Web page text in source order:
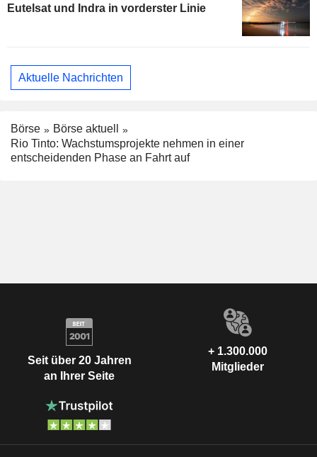
Eutelsat und Indra in vorderster Linie
Aktuelle Nachrichten
Börse
Börse aktuell
Rio Tinto: Wachstumsprojekte nehmen in einer
entscheidenden Phase an Fahrt auf
Seit über 20 Jahren
an Ihrer Seite
+ 1.300.000
Mitglieder